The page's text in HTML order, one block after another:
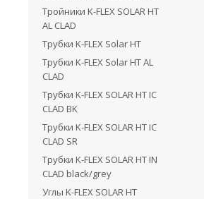
Тройники K-FLEX SOLAR HT
AL CLAD
Трубки K-FLEX Solar HT
Трубки K-FLEX Solar HT AL
CLAD
Трубки K-FLEX SOLAR HT IC
CLAD BK
Трубки K-FLEX SOLAR HT IC
CLAD SR
Трубки K-FLEX SOLAR HT IN
CLAD black/grey
Углы K-FLEX SOLAR HT